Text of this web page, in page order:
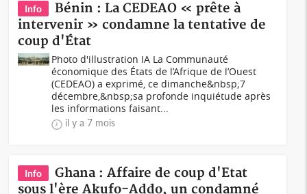
Info
Bénin : La CEDEAO « prête à
intervenir » condamne la tentative de
coup d'État
Photo d'illustration IA La Communauté
économique des États de l’Afrique de l’Ouest
(CEDEAO) a exprimé, ce dimanche&nbsp;7
décembre,&nbsp;sa profonde inquiétude après
les informations faisant...
il y a 7 mois
Info
Ghana : Affaire de coup d'Etat
sous l'ère Akufo-Addo, un condamné